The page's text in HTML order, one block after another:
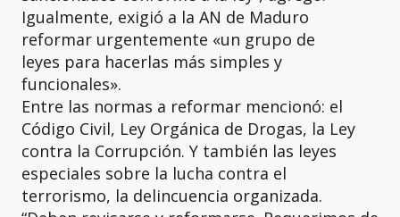
Igualmente, exigió a la AN de Maduro
reformar urgentemente «un grupo de
leyes para hacerlas más simples y
funcionales».
Entre las normas a reformar mencionó: el
Código Civil, Ley Orgánica de Drogas, la Ley
contra la Corrupción. Y también las leyes
especiales sobre la lucha contra el
terrorismo, la delincuencia organizada.